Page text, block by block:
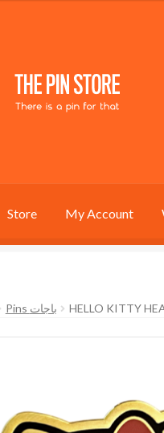
Store My Account
Pins باجات HELLO KITTY